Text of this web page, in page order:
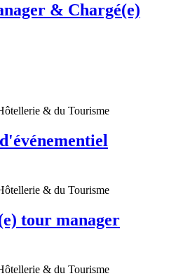
& Chargé(e)
& du Tourisme
& du Tourisme
tour manager
& du Tourisme